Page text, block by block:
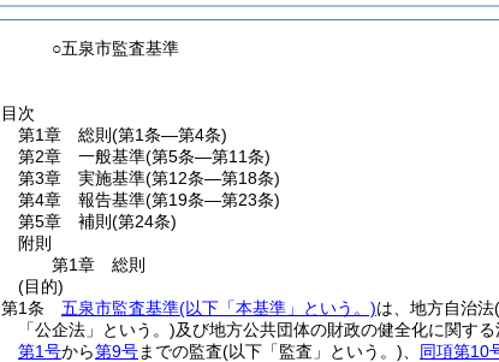
○五泉市監査基準
目次
第1章
総則 (第1条―第4条)
第2章
一般基準(第5条―第11条)
第3章
実施基準(第12条―第18条)
第4章
報告基準(第19条―第23条)
第5章
補則 (第24条)
附則
第1章
総則
(目的)
第1条
五泉市監査基準(以下「本基準」という。)は、地方自治法
「公企法」という。)及び地方公共団体の財政の健全化に関する
第1号から第9号までの監査(以下「監査」という。) 同項第10